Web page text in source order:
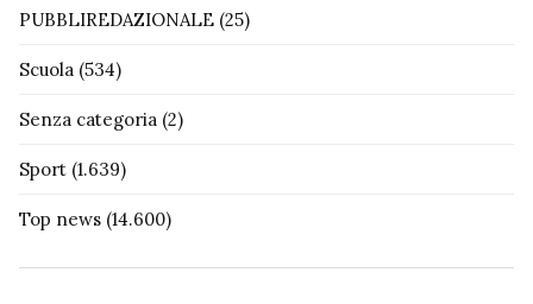
PUBBLIREDAZIONALE (25)
Scuola (534)
Senza categoria (2)
Sport (1.639)
Top news (14.600)